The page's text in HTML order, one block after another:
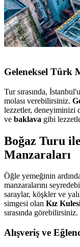
Geleneksel Türk
Tur sırasında,
molası verebilirsiniz.
lezzetler, deneyiminizi
ve baklava gibi
Boğaz Turu
Manzaraları
Öğle yemeğinin
manzaralarını
saraylar, köşkler ve
simgesi olan Kız
sırasında görebilirsiniz.
Alışveriş ve